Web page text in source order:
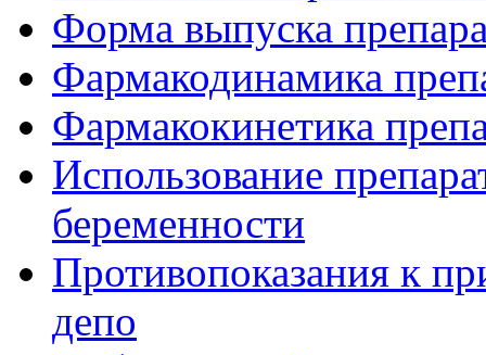
Форма выпуска
Фармакодинамика
Фармакокинетика
Использование
беременности
Противопоказания к
депо